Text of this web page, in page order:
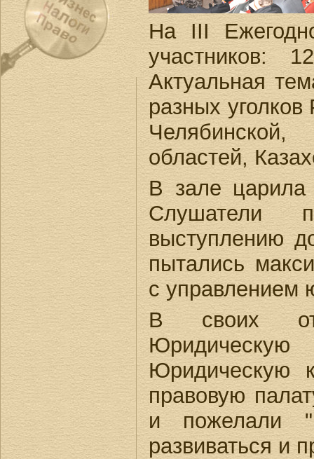
На III
участников:
Актуальная
разных
областей,
В зале царила
Слушатели
выступлению
пытались
с управлением
В своих
Юридическую
правовую
и пожелали
развиваться и